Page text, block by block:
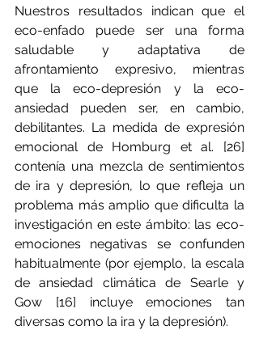
Nuestros resultados indican que el
eco-enfado puede ser una forma
saludable y adaptativa de
afrontamiento expresivo, mientras
que la eco-depresión y la eco-
ansiedad pueden ser, en cambio,
debilitantes. La medida de expresión
emocional de Homburg et al. [26]
contenía una mezcla de sentimientos
de ira y depresión, lo que refleja un
problema más amplio que dificulta la
investigación en este ámbito: las eco-
emociones negativas se confunden
habitualmente (por ejemplo, la escala
de ansiedad climática de Searle y
Gow [16] incluye emociones tan
diversas como la ira y la depresión).